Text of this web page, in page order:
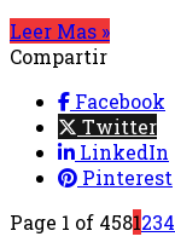
Leer Mas »
Compartir
Facebook
Twitter
LinkedIn
Pinterest
Page 1 of 4581234